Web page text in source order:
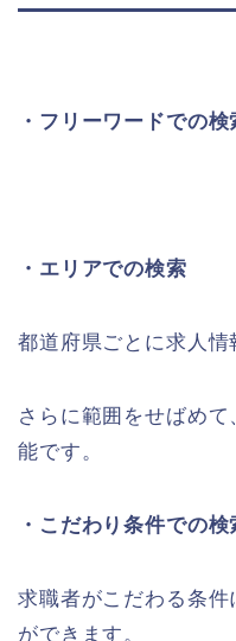
・フリーワードでの検
・エリアでの検索
都道府県ごとに求人情
さらに範囲をせばめ
能です。
・こだわり条件での検
求職者がこだわる条件
ができます。